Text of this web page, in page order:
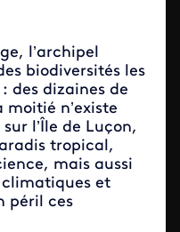
l’archipel
biodiversités les
des dizaines de
moitié n’existe
l’Île de Luçon,
tropical,
mais aussi
climatiques et
péril ces